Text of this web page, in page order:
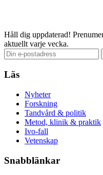
Håll dig uppdaterad!
aktuellt varje vecka.
Läs
Nyheter
Forskning
Tandvård & politik
Metod, klinik & praktik
Ivo-fall
Vetenskap
Snabblänkar